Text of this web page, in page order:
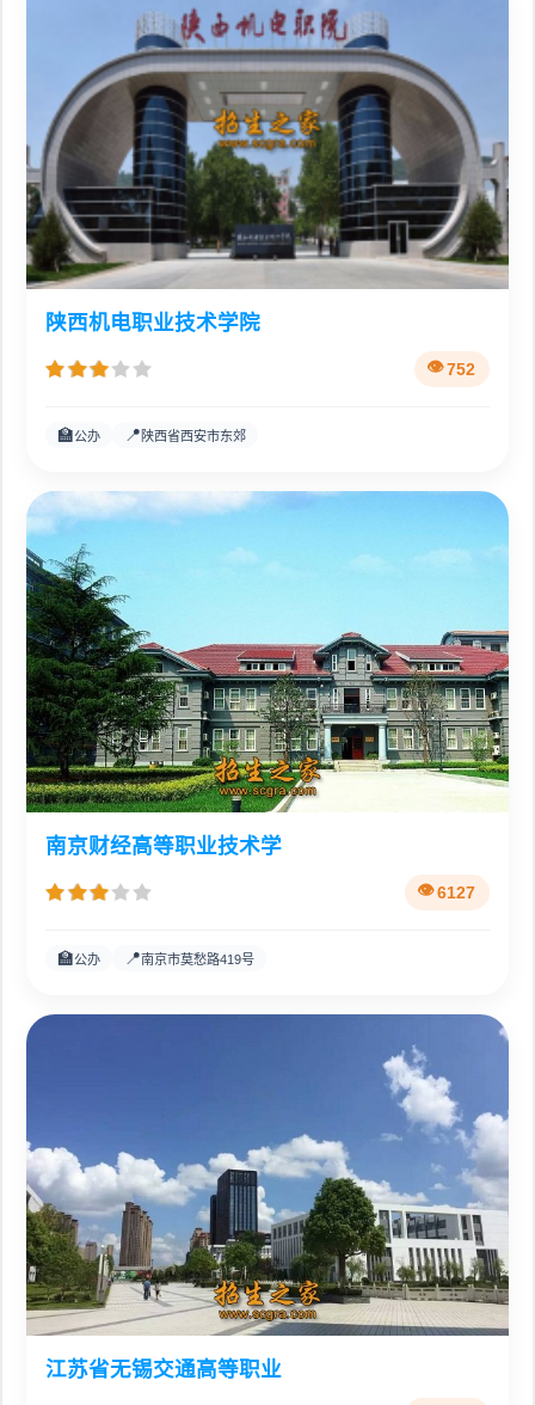
陕西机电职业技术学院
752
🏫公办 📍 陕西省西安市东郊
南京财经高等职业技术学
6127
🏫公办 📍南京市莫愁路419号
江苏省无锡交通高等职业